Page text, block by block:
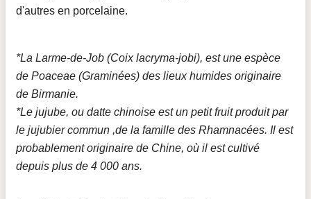
d'autres en porcelaine.
*La Larme-de-Job (Coix lacryma-jobi), est une espèce
de Poaceae (Graminées) des lieux humides originaire
de Birmanie.
*Le jujube, ou datte chinoise est un petit fruit produit par
le jujubier commun ,de la famille des Rhamnacées. Il est
probablement originaire de Chine, où il est cultivé
depuis plus de 4 000 ans.